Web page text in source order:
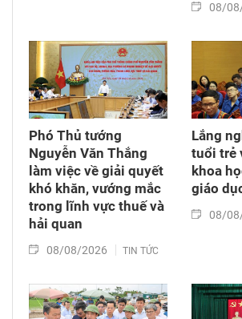
08/
Phó Thủ tướng
Nguyễn Văn Thắng
làm việc về giải quyết
khó khăn, vướng mắc
trong lĩnh vực thuế và
hải quan
08/08/2026 TIN TỨC
Lắng
tuổi trẻ
khoa
giáo
08/